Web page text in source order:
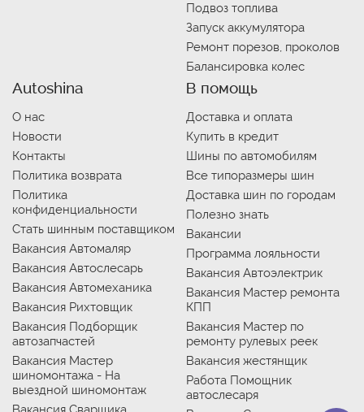
Подвоз топлива
Запуск аккумулятора
Ремонт порезов, проколов
Балансировка колес
Autoshina
О нас
Новости
Контакты
Политика возврата
Политика
конфиденциальности
Стать шинным поставщиком
Вакансия Автомаляр
Вакансия Автослесарь
Вакансия Автомеханика
Вакансия Рихтовщик
Вакансия Подборщик
автозапчастей
Вакансия Мастер
шиномонтажа - На
выездной шиномонтаж
В помощь
Доставка и оплата
Купить в кредит
Шины по автомобилям
Все типоразмеры шин
Доставка шин по городам
Полезно знать
Вакансии
Программа лояльности
Вакансия Автоэлектрик
Вакансия Мастер ремонта
КПП
Вакансия Мастер по
ремонту рулевых реек
Вакансия жестянщик
Работа Помощник
автослесаря